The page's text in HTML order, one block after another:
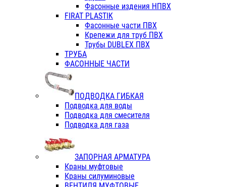
Фасонные издения НПВХ
FIRAT PLASTIK
Фасонные части ПВХ
Крепежи для труб ПВХ
Трубы DUBLEX ПВХ
ТРУБА
ФАСОННЫЕ ЧАСТИ
ПОДВОДКА ГИБКАЯ
Подводка для воды
Подводка для смесителя
Подводка для газа
ЗАПОРНАЯ АРМАТУРА
Краны муфтовые
Краны силуминовые